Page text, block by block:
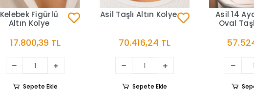
Kelebek Figürlü
Altın Kolye
17.800,39 TL
Sepete Ekle
Asil Taşlı Altın Kolye
70.416,24 TL
Sepete Ekle
Asil 14
Oval